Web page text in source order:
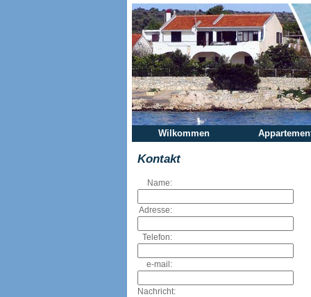
Wilkommen
Kontakt
Name:
Adresse:
Telefon:
e-mail:
Nachricht: